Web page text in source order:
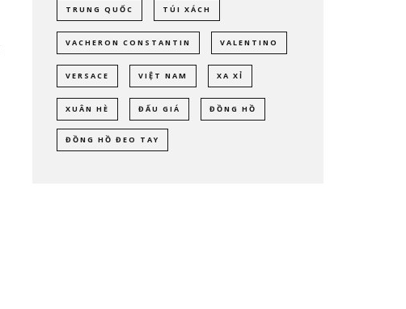
TRUNG QUỐC TÚI XÁCH
VACHERON CONSTANTIN VALENTINO
VERSACE VIỆT NAM XA XỈ
XUÂN HÈ ĐẤU GIÁ ĐỒNG HỒ
ĐỒNG HỒ ĐEO TAY